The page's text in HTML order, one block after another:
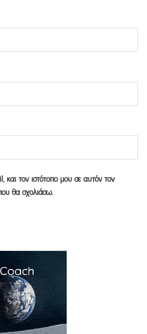
τον ιστότοπο μου σε αυτόν τον
θα σχολιάσω.